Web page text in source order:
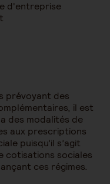
d'entreprise
prévoyant des
il est
des modalités de
aux prescriptions
puisqu’il s’agit
cotisations sociales
ces régimes.